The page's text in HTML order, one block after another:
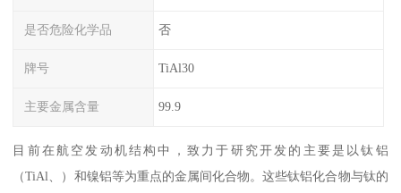
是否危险化学品 否
牌号 TiAl30
主要金属含量 99.9
目前在航空发动机结构中，致力于研究开发的主要是以钛铝
（TiAl、）和镍铝等为重点的金属间化合物。这些钛铝化合物与钛的